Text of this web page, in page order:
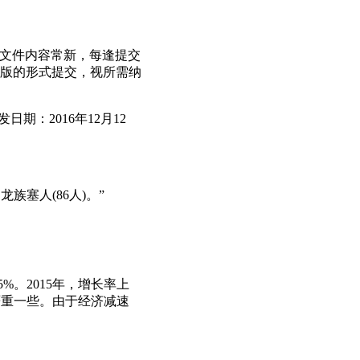
件内容常新，每逢提交
的形式提交，视所需纳
日期：2016年12月12
族塞人(86人)。”
。2015年，增长率上
一些。由于经济减速